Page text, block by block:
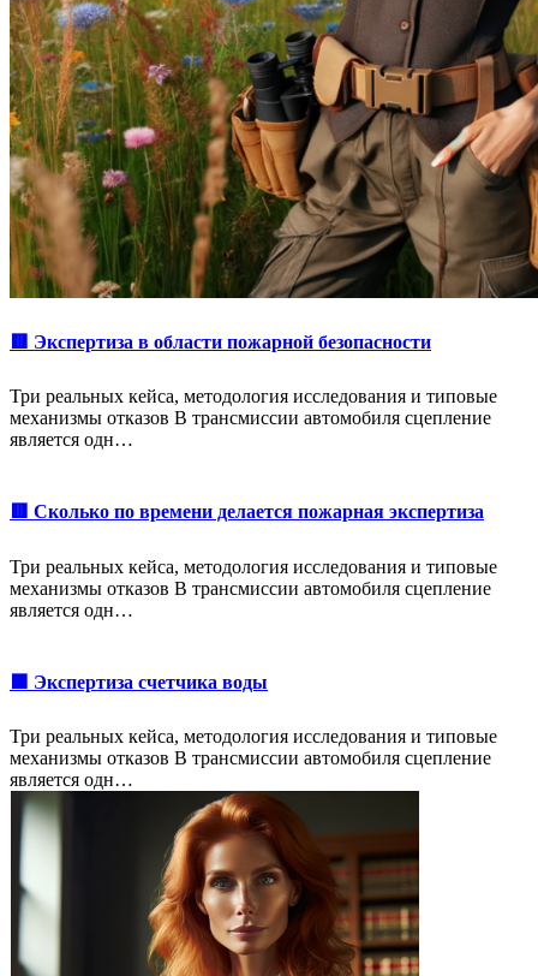
🟥 Экспертиза в области пожарной безопасности
Три реальных кейса, методология исследования и типовые
механизмы отказов В трансмиссии автомобиля сцепление
является одн…
🟥 Сколько по времени делается пожарная экспертиза
Три реальных кейса, методология исследования и типовые
механизмы отказов В трансмиссии автомобиля сцепление
является одн…
🟩 Экспертиза счетчика воды
Три реальных кейса, методология исследования и типовые
механизмы отказов В трансмиссии автомобиля сцепление
является одн…